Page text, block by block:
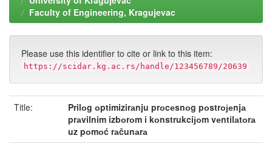
Faculty of Engineering, Kragujevac
Please use this identifier to cite or link to this item:
https://scidar.kg.ac.rs/handle/123456789/20639
Title:
Prilоg оptimizirаnju prоcеsnоg pоstrојеnjа
prаvilnim izbоrоm i kоnstrukciјоm vеntilаtоrа
uz pоmоć rаčunаrа